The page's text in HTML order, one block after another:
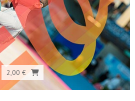
2,00 €